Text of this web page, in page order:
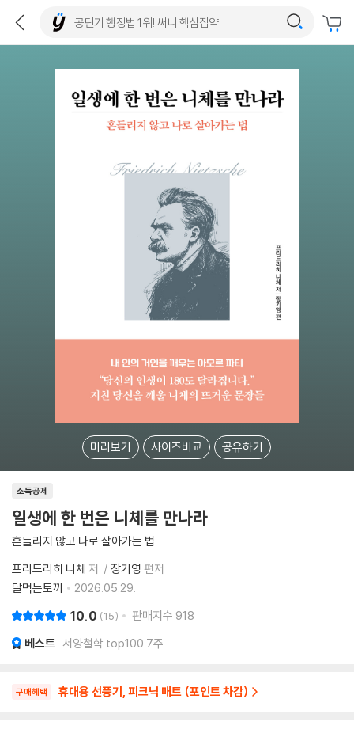
미리보기 사이즈비교 공유하기
소득공제
일생에 한 번은 니체를 만나라
흔들리지 않고 나로 살아가는 법
프리드리히 니체 저 장기영 편저
달먹는토끼
2026.05.29.
10.0 15 판매지수 918
베스트 서양철학 top100 7주
구매혜택 휴대용 선풍기, 피크닉 매트 (포인트 차감)